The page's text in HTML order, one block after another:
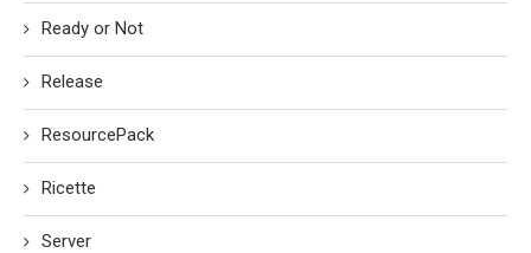
Ready or Not
Release
ResourcePack
Ricette
Server